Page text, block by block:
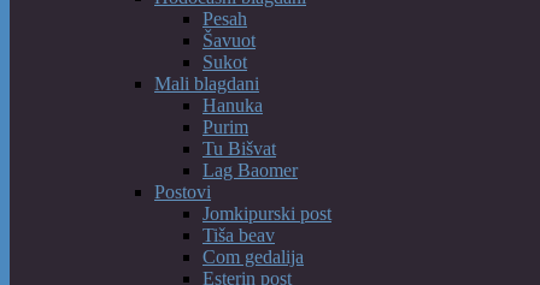
Pesah
Šavuot
Sukot
Mali blagdani
Hanuka
Purim
Tu Bišvat
Lag Baomer
Postovi
Jomkipurski post
Tiša beav
Com gedalija
Esterin post